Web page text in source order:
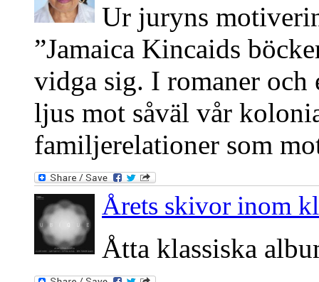
Ur juryns
”Jamaica Kincaids
vidga sig. I romaner
ljus mot såväl vår
familjerelationer som
Årets skivor inom
Åtta klassiska